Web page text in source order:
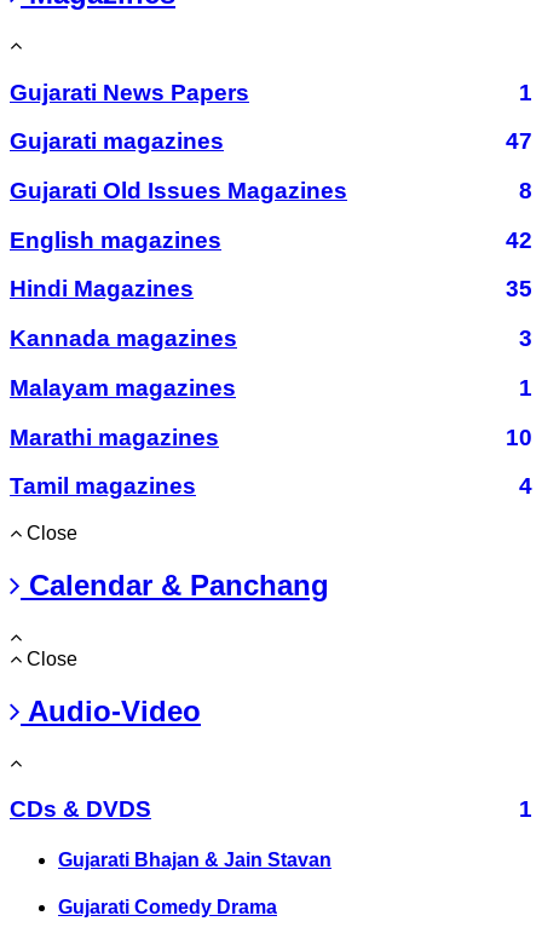
Gujarati News Papers
1
Gujarati magazines
47
Gujarati Old Issues Magazines
8
English magazines
42
Hindi Magazines
35
Kannada magazines
3
Malayam magazines
1
Marathi magazines
10
Tamil magazines
4
Close
Calendar & Panchang
Close
Audio-Video
CDs & DVDS 1
Gujarati Bhajan & Jain Stavan
Gujarati Comedy Drama